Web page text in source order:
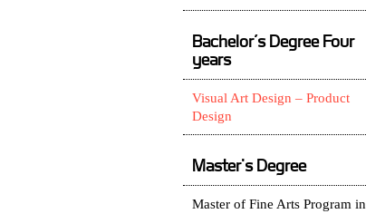
Bachelor’s Degree Four
years
Visual Art Design – Product
Design
Master's Degree
Master of Fine Arts Program in